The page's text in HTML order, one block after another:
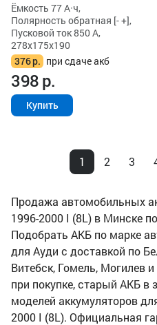
Ёмкость 77 А·ч,
Полярность обратная [- +],
Пусковой ток 850 А,
278x175x190
376р. при сдаче акб
398р.
Купить
1 2 3
Продажа автомобильных
1996-2000 I (8L) в Минске
Подобрать АКБ по марке
для Ауди с доставкой по
Витебск, Гомель, Могилев
при покупке, старый АКБ в
моделей аккумуляторов
2000 I (8L). Официальная